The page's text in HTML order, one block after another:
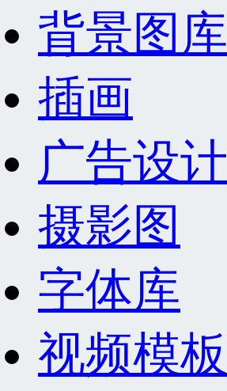
背景图库
插画
广告设计
摄影图
字体库
视频模板